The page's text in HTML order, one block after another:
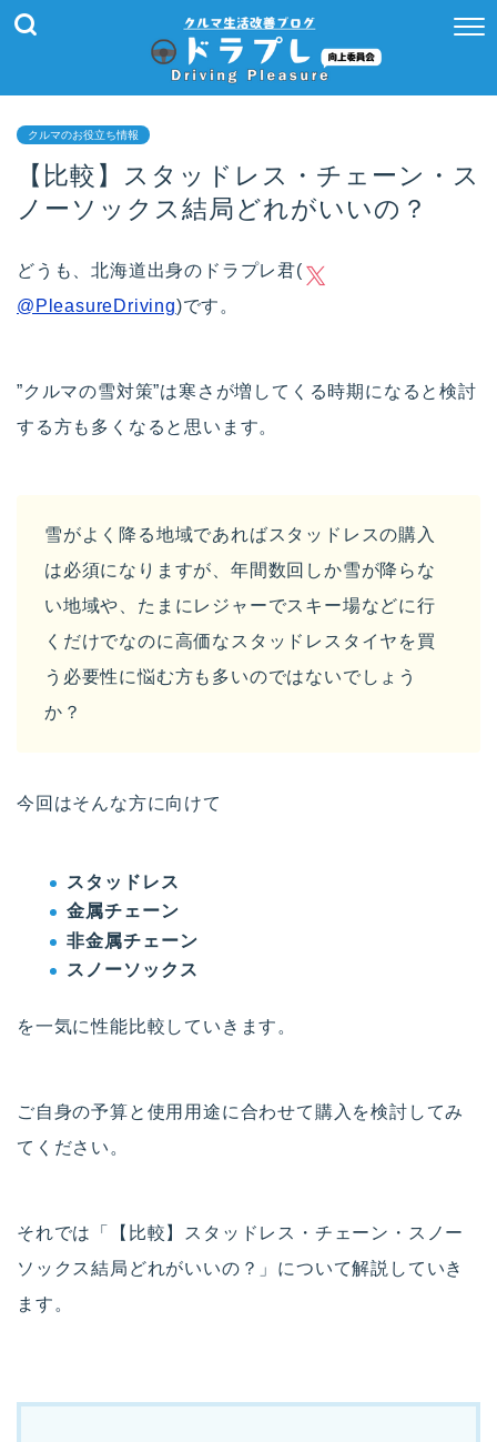
クルマのお役立ち情報
【比較】スタッドレス・チェーン・ス
ノーソックス結局どれがいいの？
どうも、北海道出身のドラプレ君(
@PleasureDriving)です。
”クルマの雪対策”は寒さが増してくる時期になると検討
する方も多くなると思います。
雪がよく降る地域であればスタッドレスの購入
は必須になりますが、年間数回しか雪が降らな
い地域や、たまにレジャーでスキー場などに行
くだけでなのに高価なスタッドレスタイヤを買
う必要性に悩む方も多いのではないでしょう
か？
今回はそんな方に向けて
スタッドレス
金属チェーン
非金属チェーン
スノーソックス
を一気に性能比較していきます。
ご自身の予算と使用用途に合わせて購入を検討してみ
てください。
それでは「【比較】スタッドレス・チェーン・スノー
ソックス結局どれがいいの？」について解説していき
ます。